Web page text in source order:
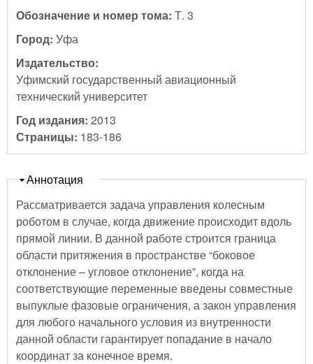
Обозначение и номер тома: Т. 3
Город: Уфа
Издательство:
Уфимский государственный авиационный
технический университет
Год издания: 2013
Страницы: 183-186
Скрыть
Аннотация
Рассматривается задача управления колесным
роботом в случае, когда движение происходит вдоль
прямой линии. В данной работе строится граница
области притяжения в пространстве “боковое
отклонение – угловое отклонение”, когда на
соответствующие переменные введены совместные
выпуклые фазовые ограничения, а закон управления
для любого начального условия из внутренности
данной области гарантирует попадание в начало
координат за конечное время.